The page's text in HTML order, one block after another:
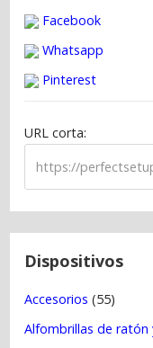
e
n
Facebook
Whatsapp
Pinterest
URL corta:
Dispositivos
Accesorios (55)
Alfombrillas de ratón